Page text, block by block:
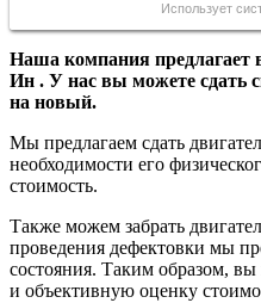
Использует
Наша компания предлагает
Ин . У нас вы можете сдать
на новый.
Мы предлагаем сдать
необходимости его
стоимость.
Также можем забрать
проведения дефектовки мы
состояния. Таким образом,
и объективную оценку